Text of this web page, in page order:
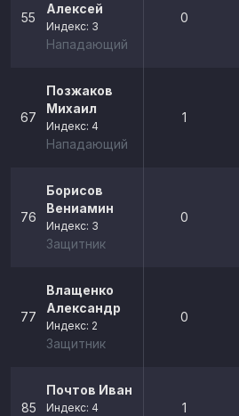
55
Алексей
Индекс: 3
Нападающий
0
67
Позжаков
Михаил
Индекс: 4
Нападающий
1
76
Борисов
Вениамин
Индекс: 3
Защитник
0
77
Влащенко
Александр
Индекс: 2
Защитник
0
85
Почтов Иван
Индекс: 4 1